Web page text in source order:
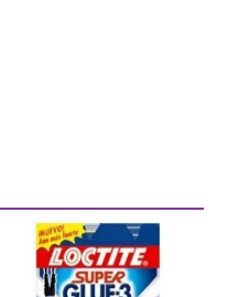
interesarte